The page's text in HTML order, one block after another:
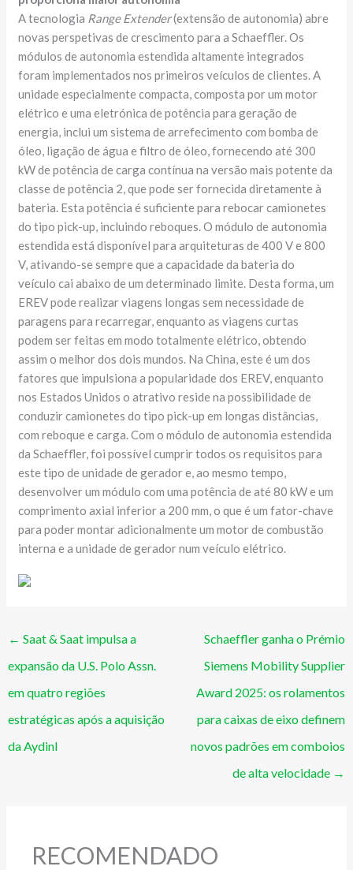
A tecnologia Range Extender(extensão de autonomia) abre
novas perspetivas de crescimento para a Schaeffler. Os
módulos de autonomia estendida altamente integrados
foram implementados nos primeiros veículos de clientes. A
unidade especialmente compacta, composta por um motor
elétrico e uma eletrónica de potência para geração de
energia, inclui um sistema de arrefecimento com bomba de
óleo, ligação de água e filtro de óleo, fornecendo até 300
kW de potência de carga contínua na versão mais potente da
classe de potência 2, que pode ser fornecida diretamente à
bateria. Esta potência é suficiente para rebocar camionetes
do tipo pick-up, incluindo reboques. O módulo de autonomia
estendida está disponível para arquiteturas de 400 V e 800
V, ativando-se sempre que a capacidade da bateria do
veículo cai abaixo de um determinado limite. Desta forma, um
EREV pode realizar viagens longas sem necessidade de
paragens para recarregar, enquanto as viagens curtas
podem ser feitas em modo totalmente elétrico, obtendo
assim o melhor dos dois mundos. Na China, este é um dos
fatores que impulsiona a popularidade dos EREV, enquanto
nos Estados Unidos o atrativo reside na possibilidade de
conduzir camionetes do tipo pick-up em longas distâncias,
com reboque e carga. Com o módulo de autonomia estendida
da Schaeffler, foi possível cumprir todos os requisitos para
este tipo de unidade de gerador e, ao mesmo tempo,
desenvolver um módulo com uma potência de até 80 kW e um
comprimento axial inferior a 200 mm, o que é um fator-chave
para poder montar adicionalmente um motor de combustão
interna e a unidade de gerador num veículo elétrico.
← Saat & Saat impulsa a
expansão da U.S. Polo Assn.
em quatro regiões
estratégicas após a aquisição
da Aydinl
Schaeffler ganha o Prémio
Siemens Mobility Supplier
Award 2025: os rolamentos
para caixas de eixo definem
novos padrões em comboios
de alta velocidade →
RECOMENDADO